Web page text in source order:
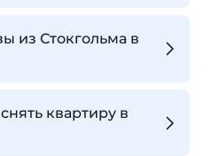
из Стокгольма в
квартиру в